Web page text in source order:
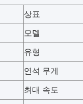
상표
모델
유형
연석 무게
최대 속도